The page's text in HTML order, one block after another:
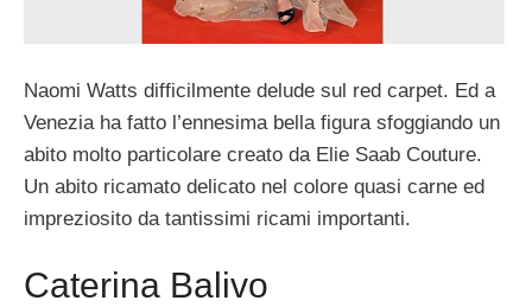
Naomi Watts difficilmente delude sul red carpet. Ed a
Venezia ha fatto l’ennesima bella figura sfoggiando un
abito molto particolare creato da Elie Saab Couture.
Un abito ricamato delicato nel colore quasi carne ed
impreziosito da tantissimi ricami importanti.
Caterina Balivo